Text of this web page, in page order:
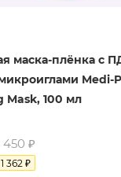
маска-плёнка с
Medi-
Mask, 100 мл
450 ₽
1 362 ₽